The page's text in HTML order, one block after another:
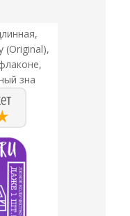
(Original),
зна